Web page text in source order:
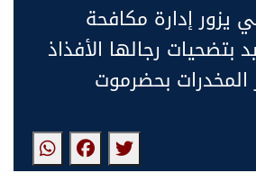
يزور إدارة مكافحة
بتضحيات رجالها الأفذاذ
بحضرموت